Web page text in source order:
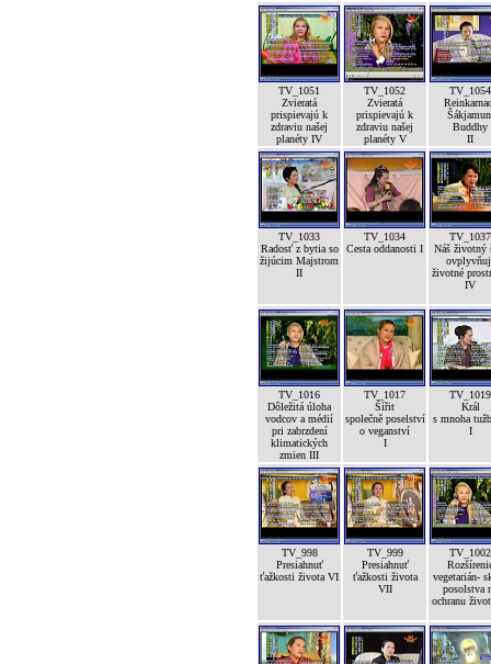
TV_1051
Zvieratá
prispievajú k
zdraviu našej
planéty IV
TV_1052
Zvieratá
prispievajú k
zdraviu našej
planéty V
TV_1054
Buddhy
II
TV_1033
Radosť z bytia so
žijúcim Majstrom
II
TV_1034
Cesta oddanosti I
TV_1037
Náš životný
životné
IV
TV_1016
Dôležitá úloha
vodcov a médií
pri zabrzdení
klimatických
zmien III
TV_1017
Šířit
společně poselství
o veganství
I
TV_1019
Král
s mnoha
I
TV_998
Presiahnuť
ťažkosti života VI
TV_999
Presiahnuť
ťažkosti života
VII
TV_1002
vegetarián-
posolstva
ochranu